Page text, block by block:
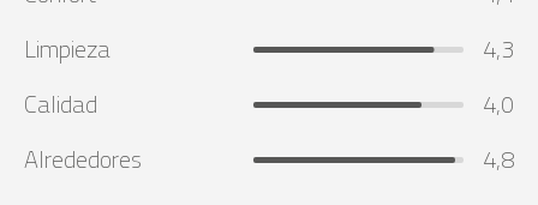
Limpieza
4,3
Calidad
4,0
Alrededores
4,8